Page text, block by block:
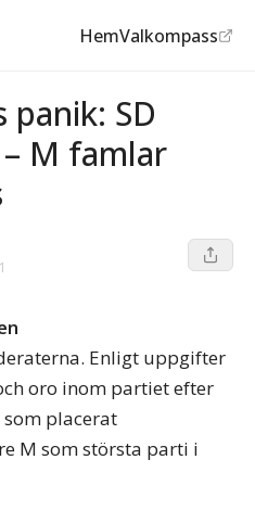
HemValkompass
SD
M famlar
Enligt uppgifter
oro inom partiet efter
placerat
M som största parti i